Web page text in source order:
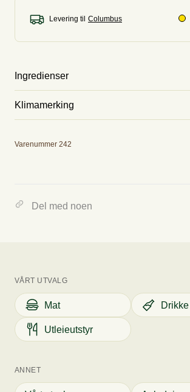
Levering til
Ingredienser
Tallerken suppe.
Klimamerking
Varenummer 242
Del med noen
VÅRT UTVALG
Mat Drikke
Utleieutstyr
ANNET